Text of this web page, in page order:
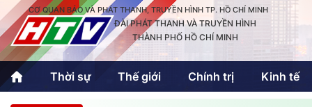
CƠ QUAN BÁO VÀ PHÁT THANH, TRUYỀN HÌNH TP. HỒ CHÍ MINH
ĐÀI PHÁT THANH VÀ TRUYỀN HÌNH
THÀNH PHỐ HỒ CHÍ MINH
Thời sự Thế giới Chính trị Kinh tế